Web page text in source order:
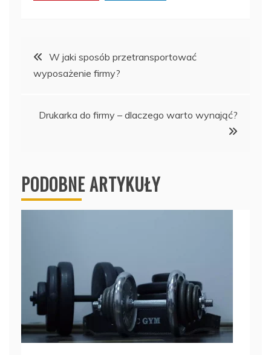
Nawigacja
wpisu
W jaki sposób przetransportować
wyposażenie firmy?
Drukarka do firmy – dlaczego warto wynająć?
PODOBNE ARTYKUŁY